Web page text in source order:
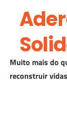
Muito mais do
reconstruir